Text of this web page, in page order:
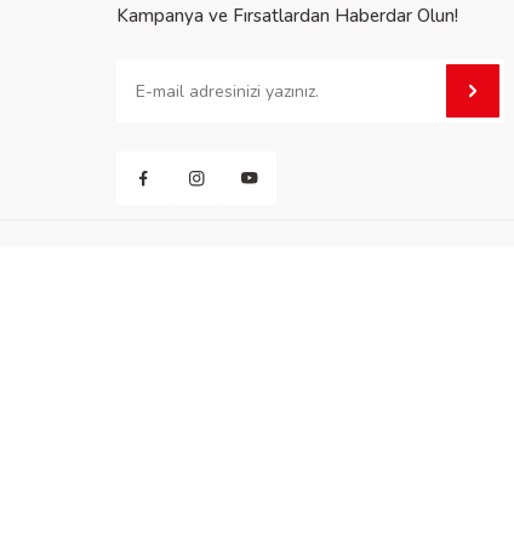
Kampanya ve Fırsatlardan Haberdar Olun!